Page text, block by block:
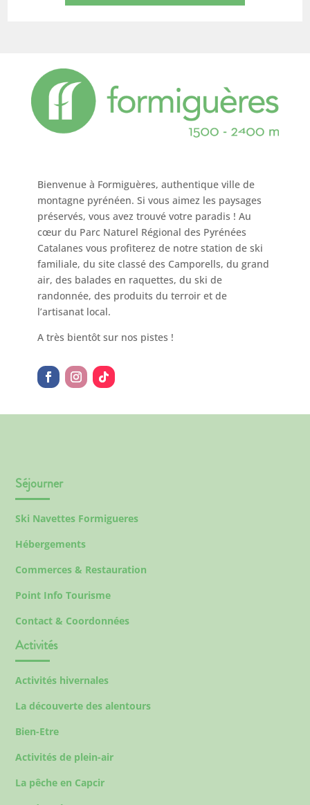
Bienvenue à Formiguères, authentique ville de
montagne pyrénéen. Si vous aimez les paysages
préservés, vous avez trouvé votre paradis ! Au
cœur du Parc Naturel Régional des Pyrénées
Catalanes vous profiterez de notre station de ski
familiale, du site classé des Camporells, du grand
air, des balades en raquettes, du ski de
randonnée, des produits du terroir et de
l’artisanat local.
A très bientôt sur nos pistes !
Séjourner
Ski Navettes Formigueres
Hébergements
Commerces & Restauration
Point Info Tourisme
Contact & Coordonnées
Activités
Activités hivernales
La découverte des alentours
Bien-Etre
Activités de plein-air
La pêche en Capcir